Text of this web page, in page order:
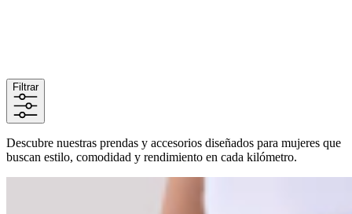
Filtrar
Descubre nuestras prendas y accesorios diseñados para mujeres que
buscan estilo, comodidad y rendimiento en cada kilómetro.